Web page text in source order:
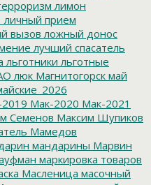
лимон
личный прием
вызов ложный донос
лучший спасатель
льготники льготные
люк Магнитогорск май
Мак-2020 Мак-2021
Семенов Максим Шупиков
Мамедов
мандарины Марвин
маркировка товаров
Масленица масочный